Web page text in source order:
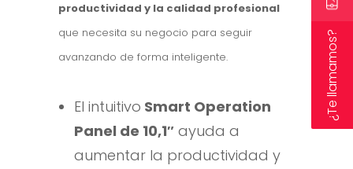
productividad y la calidad profesional
que necesita su negocio para seguir
avanzando de forma inteligente.
El intuitivo Smart Operation
Panel de 10,1″ ayuda a
aumentar la productividad y
¿Te llamamos?